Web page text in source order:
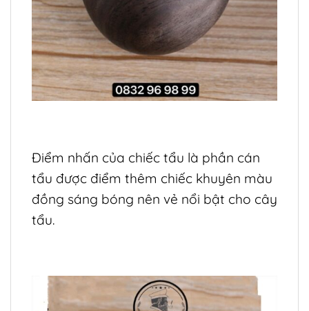
Điểm nhấn của chiếc tẩu là phần cán
tẩu được điểm thêm chiếc khuyên màu
đồng sáng bóng nên vẻ nổi bật cho cây
tẩu.